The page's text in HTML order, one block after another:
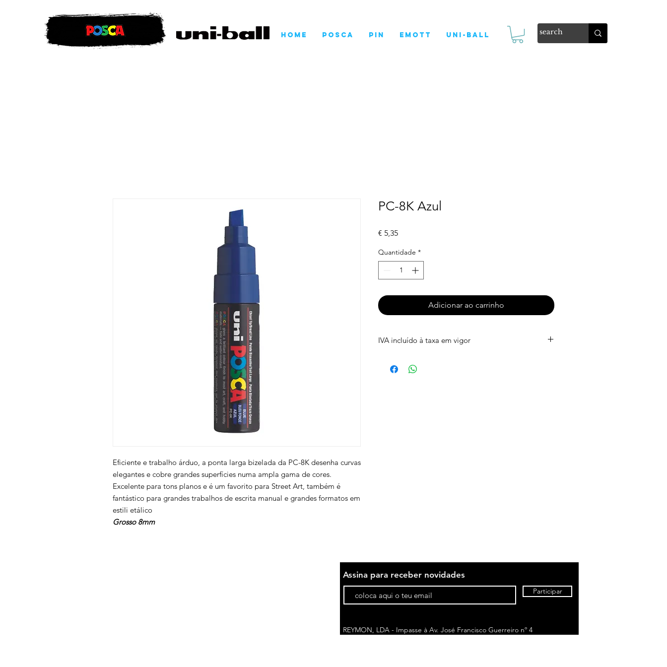
Home POSCA Pin EMOTT Uni-ball
Eficiente e trabalho árduo, a ponta larga bizelada da PC-8K desenha curvas
elegantes e cobre grandes superfícies numa ampla gama de cores.
Excelente para tons planos e é um favorito para Street Art, também é
fantástico para grandes trabalhos de escrita manual e grandes formatos em
estili etálico
Grosso 8mm
PC-8K Azul
€ 5,35Preço
Quantidade *
Adicionar ao carrinho
IVA incluído à taxa em vigor
Assina para receber novidades
Participar
REYMON, LDA - Impasse à Av. José Francisco Guerreiro nº 4